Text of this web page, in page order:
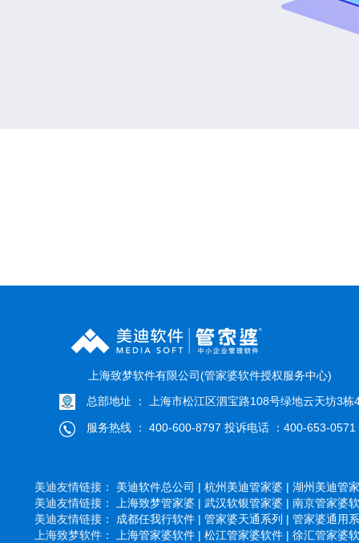
上海致梦软件有限公司(管家婆软件授权服务中心)
总部地址 ： 上海市松江区泗宝路108号绿地云天坊3栋
服务热线 ： 400-600-8797 投诉电话 ：400-653-0571
美迪友情链接： 美迪软件总公司 | 杭州美迪管家婆 | 湖州美迪管
美迪友情链接：
上海致梦管家婆 | 武汉软银管家婆 | 南京管家婆
美迪友情链接： 成都任我行软件 | 管家婆天通系列 | 管家婆通用
上海致梦软件：
上海管家婆软件 | 松江管家婆软件 | 徐汇管家婆